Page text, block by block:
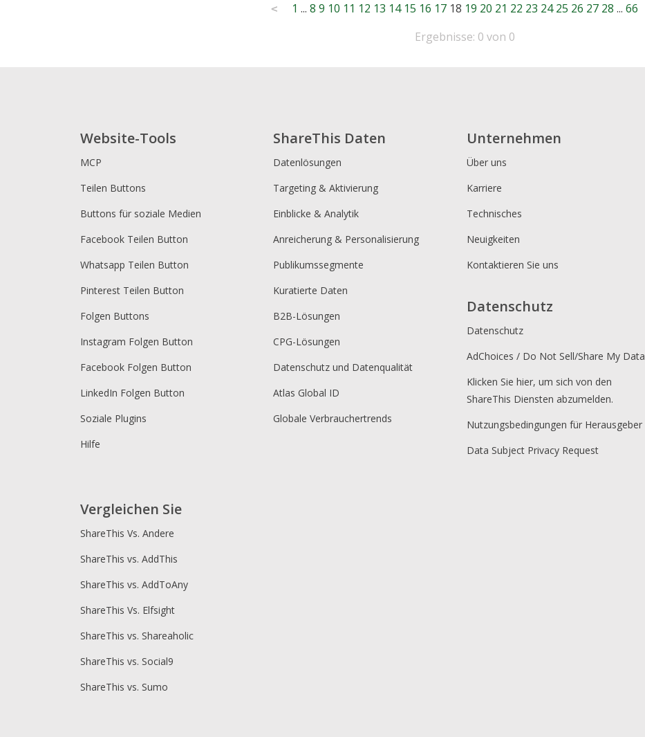
< 1 ... 8 9 10 11 12 13 14 15 16 17 18 19 20 21 22 23 24 25 26 27 28 ... 66
Ergebnisse: 0 von 0
Website-Tools
MCP
Teilen Buttons
Buttons für soziale Medien
Facebook Teilen Button
Whatsapp Teilen Button
Pinterest Teilen Button
Folgen Buttons
Instagram Folgen Button
Facebook Folgen Button
LinkedIn Folgen Button
Soziale Plugins
Hilfe
ShareThis Daten
Datenlösungen
Targeting & Aktivierung
Einblicke & Analytik
Anreicherung & Personalisierung
Publikumssegmente
Kuratierte Daten
B2B-Lösungen
CPG-Lösungen
Datenschutz und Datenqualität
Atlas Global ID
Globale Verbrauchertrends
Unternehmen
Über uns
Karriere
Technisches
Neuigkeiten
Kontaktieren Sie uns
Datenschutz
Datenschutz
AdChoices / Do Not Sell/Share My Data
Klicken Sie hier, um sich von den
ShareThis Diensten abzumelden.
Nutzungsbedingungen für Herausgeber
Data Subject Privacy Request
Vergleichen Sie
ShareThis Vs. Andere
ShareThis vs. AddThis
ShareThis vs. AddToAny
ShareThis Vs. Elfsight
ShareThis vs. Shareaholic
ShareThis vs. Social9
ShareThis vs. Sumo